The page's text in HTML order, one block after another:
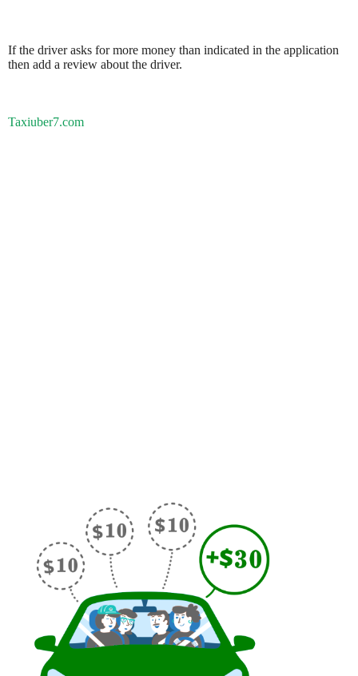
If the driver asks for more money than indicated in the application
then add a review about the driver.
Taxiuber7.com